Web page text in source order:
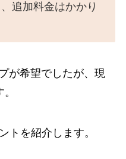
追加料金はかかり
が希望でしたが、現
トを紹介します。